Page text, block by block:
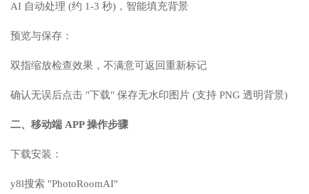
AI 自动处理 (约 1-3 秒)，智能填充背景
预览与保存：
双指缩放检查效果，不满意可返回重新标记
确认无误后点击 "下载" 保存无水印图片 (支持 PNG 透明背景)
二、移动端 APP 操作步骤
下载安装：
y8l搜索 "PhotoRoomAI"